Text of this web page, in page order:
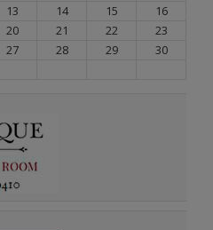
13 14 15
16
20 21 22
23
27 28 29
30